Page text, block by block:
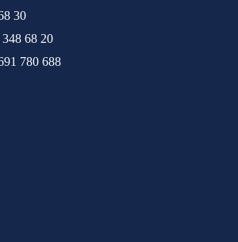
30
68 20
780 688